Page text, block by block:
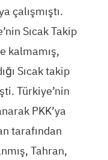
çalışmıştı.
Sıcak Takip
kalmamış,
Sıcak takip
Türkiye’nin
PKK’ya
tarafından
Tahran,